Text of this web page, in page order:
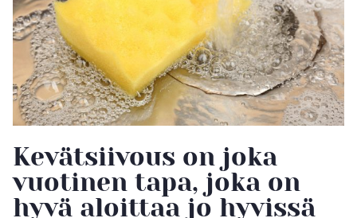
Kevätsiivous on joka
vuotinen tapa, joka on
hyvä aloittaa jo hyvissä